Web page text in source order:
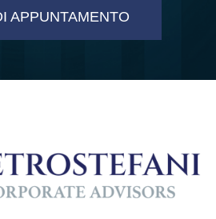
APPUNTAMENTO